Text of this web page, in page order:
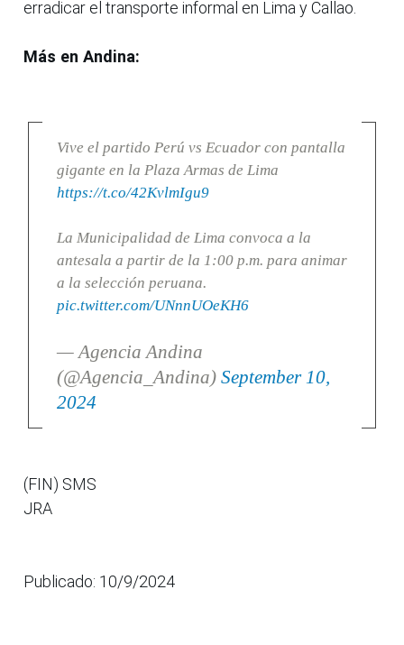
erradicar el transporte informal en Lima y Callao.
Más en Andina:
Vive el partido Perú vs Ecuador con pantalla
gigante en la Plaza Armas de Lima
https://t.co/42KvlmIgu9
La Municipalidad de Lima convoca a la
antesala a partir de la 1:00 p.m. para animar
a la selección peruana.
pic.twitter.com/UNnnUOeKH6
— Agencia Andina
(@Agencia_Andina) September 10,
2024
(FIN) SMS
JRA
Publicado: 10/9/2024